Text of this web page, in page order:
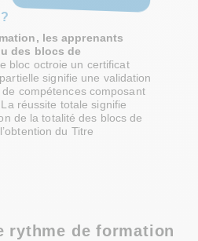
les apprenants
des blocs de
bloc octroie un certificat
signifie une validation
compétences composant
réussite totale signifie
de la totalité des blocs de
du Titre
rythme de formation